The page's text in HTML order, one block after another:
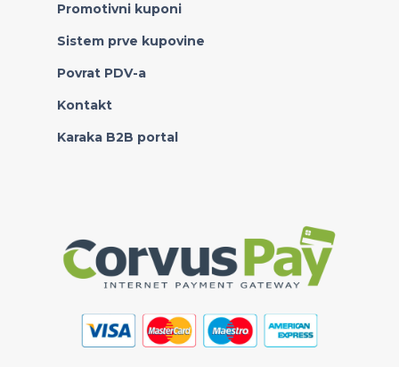
Promotivni kuponi
Sistem prve kupovine
Povrat PDV-a
Kontakt
Karaka B2B portal